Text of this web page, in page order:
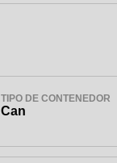
TIPO DE CONTENEDOR
Can